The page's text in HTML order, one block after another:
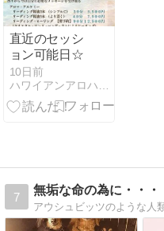
直近のセッシ
ョン可能日☆
10日前
7
無垢な命の為に・・・